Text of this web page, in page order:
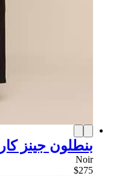
بنطلون جينز
Noir
$275